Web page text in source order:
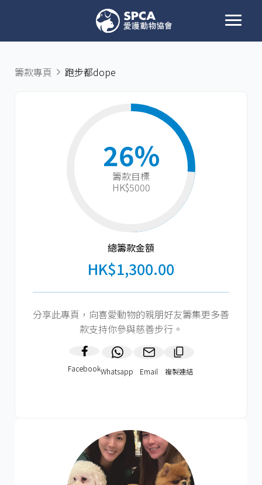
籌款專頁 跑步都dope
26%
籌款目標​
HK$5000
總籌款金額​
HK$1,300.00
分享此專頁，向喜愛動物的親朋好友籌集更多善
款支持你參與慈善步行。
FacebookWhatsapp Email 複製連結​